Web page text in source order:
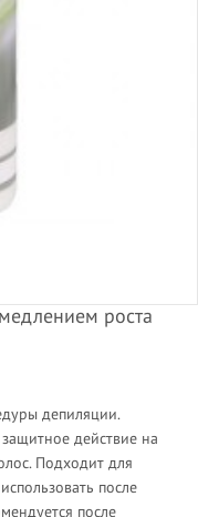
роста
депиляции.
действие на
Подходит для
после
после